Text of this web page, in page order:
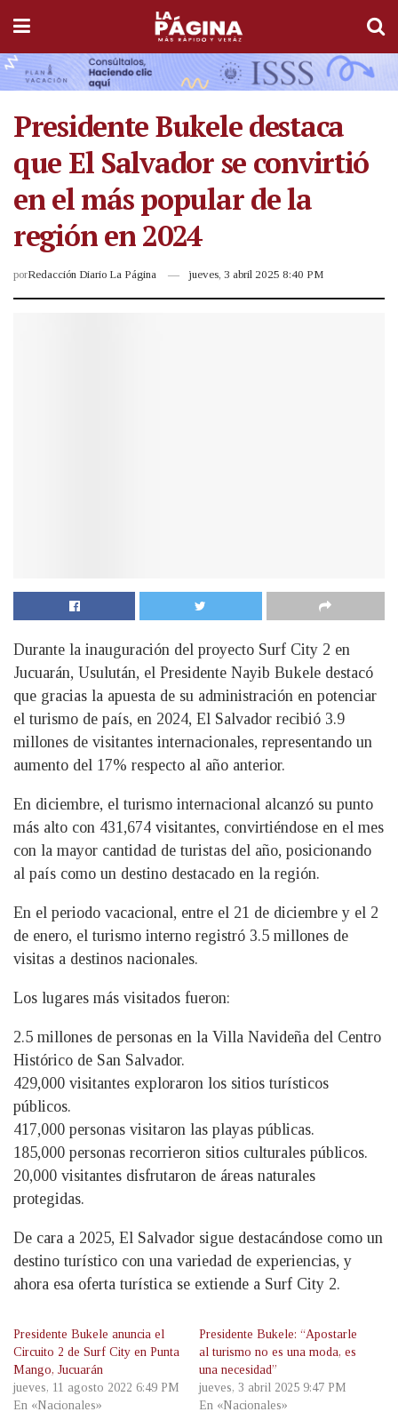
Presidente Bukele destaca
que El Salvador se convirtió
en el más popular de la
región en 2024
porRedacción Diario La Página jueves, 3 abril 2025 8:40 PM
Durante la inauguración del proyecto Surf City 2 en
Jucuarán, Usulután, el Presidente Nayib Bukele destacó
que gracias la apuesta de su administración en potenciar
el turismo de país, en 2024, El Salvador recibió 3.9
millones de visitantes internacionales, representando un
aumento del 17% respecto al año anterior.
En diciembre, el turismo internacional alcanzó su punto
más alto con 431,674 visitantes, convirtiéndose en el mes
con la mayor cantidad de turistas del año, posicionando
al país como un destino destacado en la región.
En el periodo vacacional, entre el 21 de diciembre y el 2
de enero, el turismo interno registró 3.5 millones de
visitas a destinos nacionales.
Los lugares más visitados fueron:
2.5 millones de personas en la Villa Navideña del Centro
Histórico de San Salvador.
429,000 visitantes exploraron los sitios turísticos
públicos.
417,000 personas visitaron las playas públicas.
185,000 personas recorrieron sitios culturales públicos.
20,000 visitantes disfrutaron de áreas naturales
protegidas.
De cara a 2025, El Salvador sigue destacándose como un
destino turístico con una variedad de experiencias, y
ahora esa oferta turística se extiende a Surf City 2.
Presidente Bukele anuncia el
Circuito 2 de Surf City en Punta
Mango, Jucuarán
jueves, 11 agosto 2022 6:49 PM
En «Nacionales»
Presidente Bukele: “Apostarle
al turismo no es una moda, es
una necesidad”
jueves, 3 abril 2025 9:47 PM
En «Nacionales»